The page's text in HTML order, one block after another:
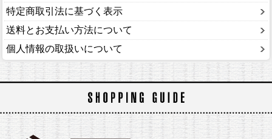
特定商取引法に基づく表示
送料とお支払い方法について
個人情報の取扱いについて